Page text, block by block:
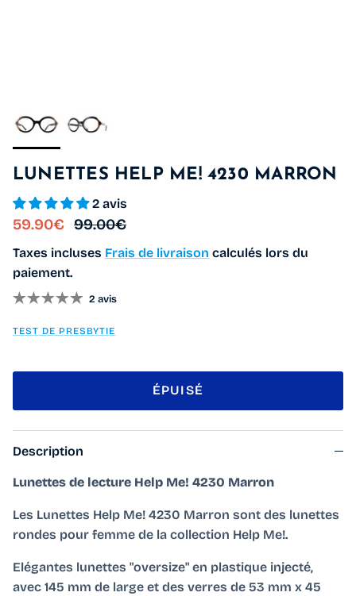
LUNETTES HELP ME! 4230 MARRON
2 avis
Prix soldé
59.90€ Prix habituel
99.00€
Taxes incluses Frais de livraison calculés lors du
paiement.
2 avis
TEST DE PRESBYTIE
ÉPUISÉ
Description
Lunettes de lecture Help Me! 4230 Marron
Les Lunettes Help Me! 4230 Marron sont des lunettes
rondes pour femme de la collection Help Me!.
Elégantes lunettes "oversize" en plastique injecté,
avec 145 mm de large et des verres de 53 mm x 45